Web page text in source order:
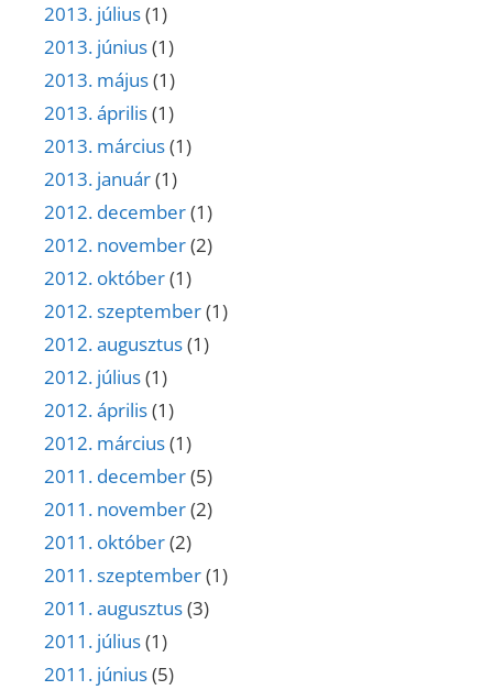
2013. július(1)
2013. június(1)
2013. május(1)
2013. április(1)
2013. március(1)
2013. január(1)
2012. december(1)
2012. november(2)
2012. október(1)
2012. szeptember(1)
2012. augusztus(1)
2012. július(1)
2012. április(1)
2012. március(1)
2011. december(5)
2011. november(2)
2011. október(2)
2011. szeptember(1)
2011. augusztus(3)
2011. július(1)
2011. június(5)